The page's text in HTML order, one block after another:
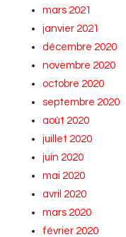
mars 2021
janvier 2021
décembre 2020
novembre 2020
octobre 2020
septembre 2020
août 2020
juillet 2020
juin 2020
mai 2020
avril 2020
mars 2020
février 2020